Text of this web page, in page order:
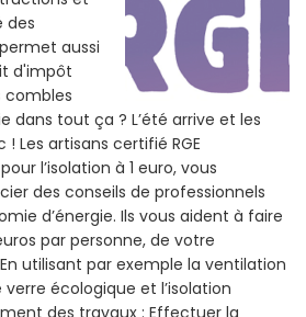
des
aussi
d'impôt
combles
dans tout ça ? L’été arrive et les
Les artisans certifié RGE
pour l’isolation à 1 euro, vous
des conseils de professionnels
d’énergie. Ils vous aident à faire
par personne, de votre
utilisant par exemple la ventilation
écologique et l’isolation
des travaux : Effectuer la